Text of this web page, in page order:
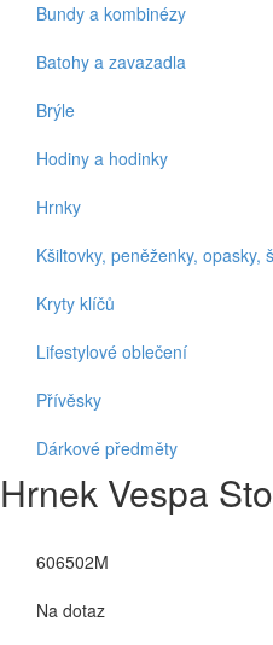
Bundy a kombinézy
Batohy a zavazadla
Brýle
Hodiny a hodinky
Hrnky
Kšiltovky, peněženky, opasky,
Kryty klíčů
Lifestylové oblečení
Přívěsky
Dárkové předměty
Hrnek Vespa
606502M
Na dotaz